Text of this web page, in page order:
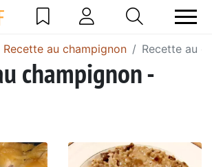
Recette au champignon Recette au
champignon -